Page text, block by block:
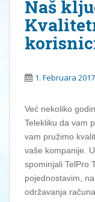
Naš
1. Februara
Već nekoliko
Telekliku da vam
vam pružimo
vaše kompanije.
spominjali TelPro
pojednostavim,
održavanja